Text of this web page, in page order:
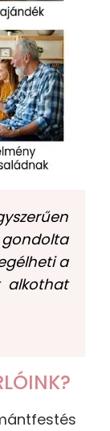
a
alkothat